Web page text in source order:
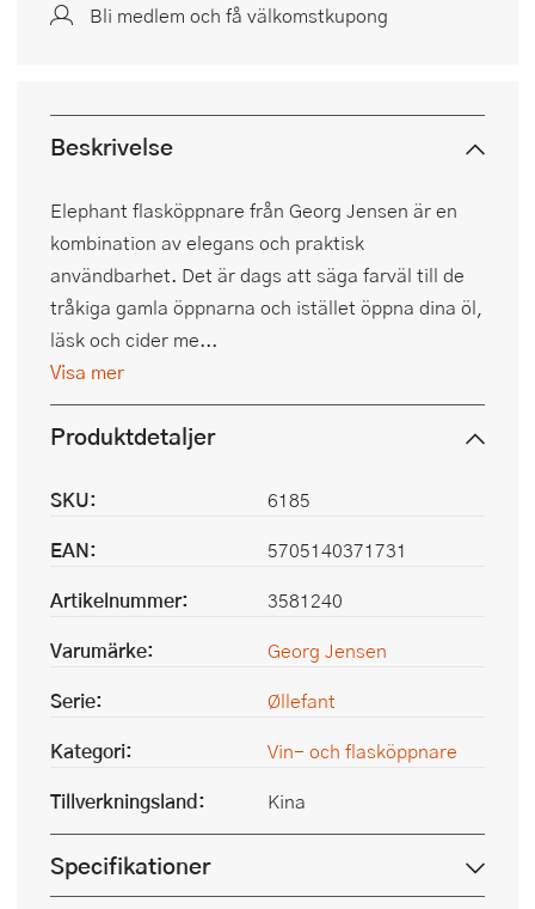
Bli medlem och få välkomstkupong
Beskrivelse
Elephant flasköppnare från Georg Jensen är en
kombination av elegans och praktisk
användbarhet. Det är dags att säga farväl till de
tråkiga gamla öppnarna och istället öppna dina öl,
läsk och cider me...
Visa mer
Produktdetaljer
SKU:
6185
EAN:
5705140371731
Artikelnummer:
3581240
Varumärke:
Georg Jensen
Serie:
Øllefant
Kategori:
Vin- och flasköppnare
Tillverkningsland:
Kina
Specifikationer